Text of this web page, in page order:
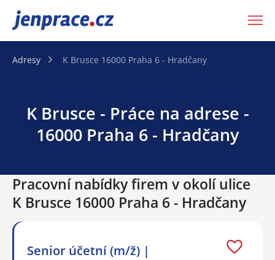
JenPráce.cz
Adresy K Brusce 16000 Praha 6 - Hradčany
K Brusce - Práce na adrese -
16000 Praha 6 - Hradčany
Pracovní nabídky firem v okolí ulice
K Brusce 16000 Praha 6 - Hradčany
Senior účetní (m/ž) |